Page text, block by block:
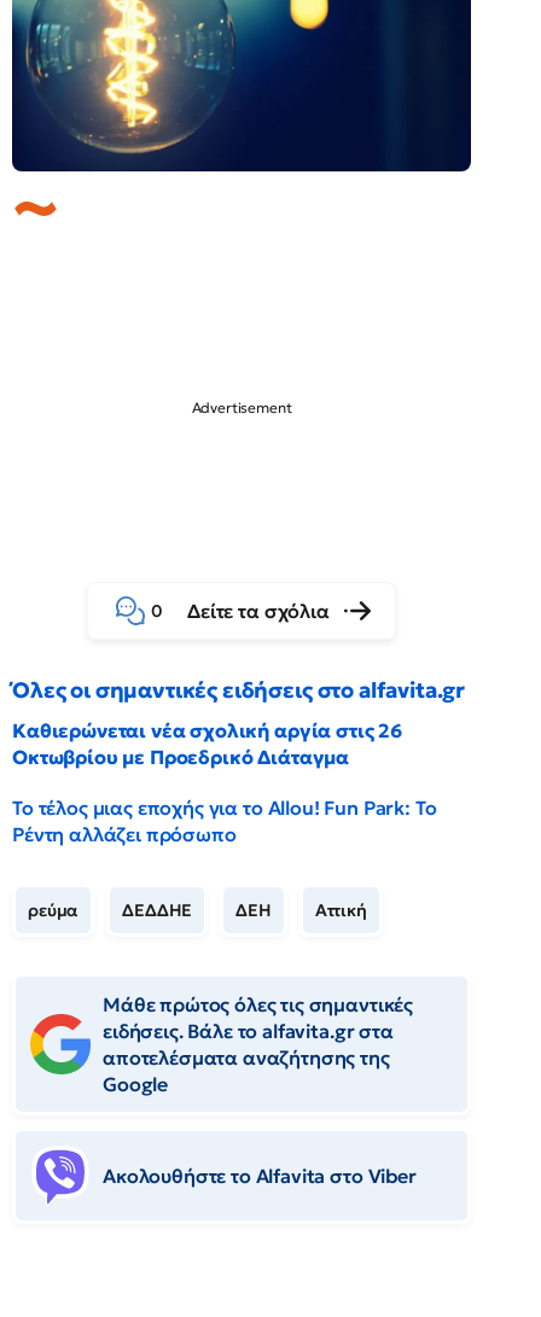
0 Δείτε τα σχόλια
Όλες οι σημαντικές ειδήσεις στο alfavita.gr
Καθιερώνεται νέα σχολική αργία στις 26
Οκτωβρίου με Προεδρικό Διάταγμα
Το τέλος μιας εποχής για το Allou! Fun Park: Το
Ρέντη αλλάζει πρόσωπο
ρεύμα ΔΕΔΔΗΕ ΔΕΗ Αττική
Μάθε πρώτος όλες τις σημαντικές
ειδήσεις. Βάλε το alfavita.gr στα
αποτελέσματα αναζήτησης της
Google
Ακολουθήστε το Αlfavita στο Viber